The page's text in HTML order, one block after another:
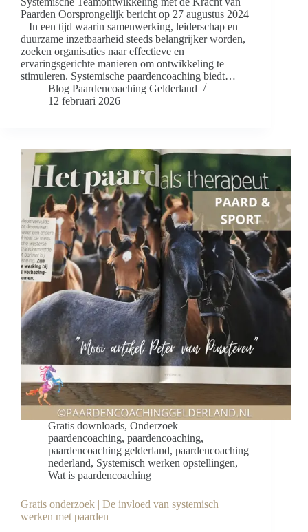
Paarden Oorsprongelijk bericht op 27 augustus 2024
– In een tijd waarin samenwerking, leiderschap en
duurzame inzetbaarheid steeds belangrijker worden,
zoeken organisaties naar effectieve en
ervaringsgerichte manieren om ontwikkeling te
stimuleren. Systemische paardencoaching biedt…
Blog Paardencoaching Gelderland
12 februari 2026
Gratis downloads, Onderzoek
paardencoaching, paardencoaching,
paardencoaching gelderland, paardencoaching
nederland, Systemisch werken opstellingen,
Wat is paardencoaching
Gratis onderzoek | De invloed van systemisch
werken met paarden